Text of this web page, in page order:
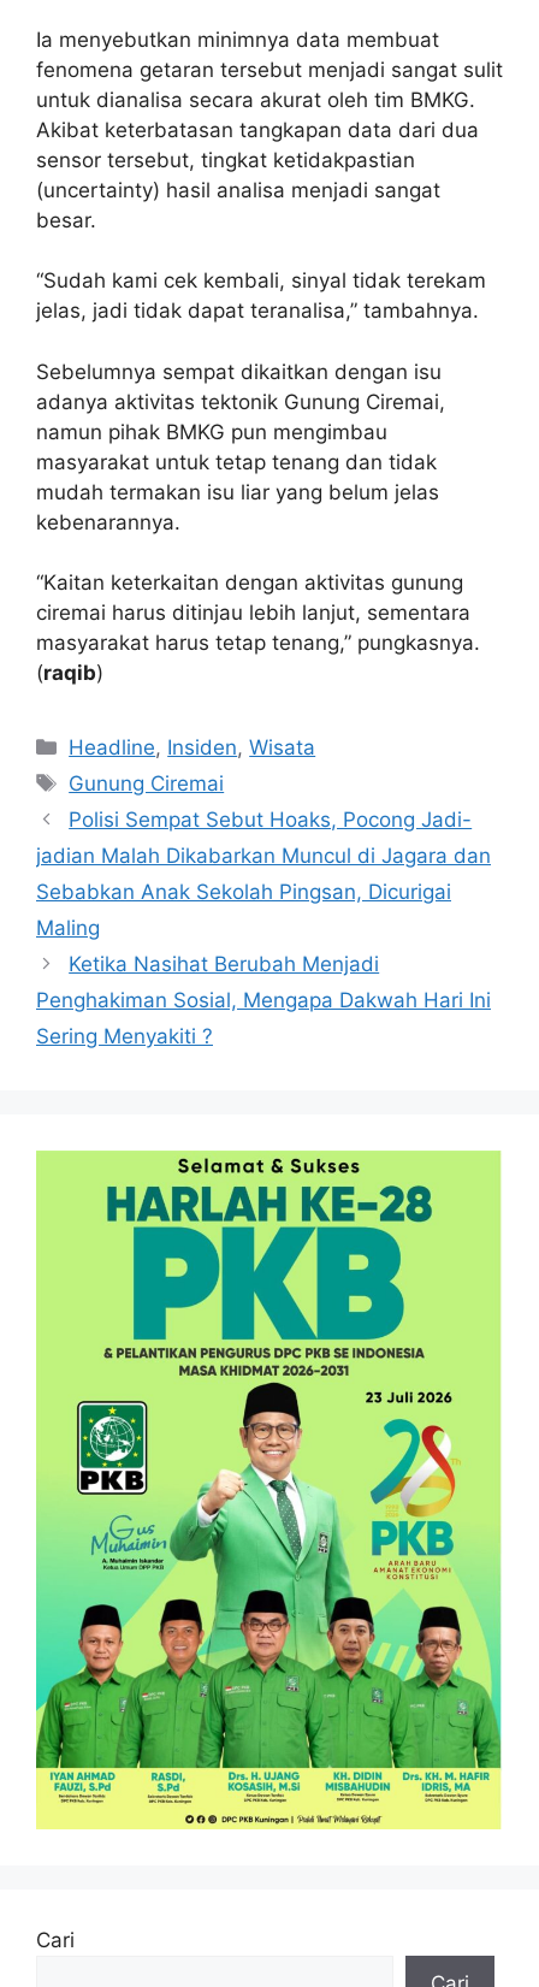
Ia menyebutkan minimnya data membuat
fenomena getaran tersebut menjadi sangat sulit
untuk dianalisa secara akurat oleh tim BMKG.
Akibat keterbatasan tangkapan data dari dua
sensor tersebut, tingkat ketidakpastian
(uncertainty) hasil analisa menjadi sangat
besar.
“Sudah kami cek kembali, sinyal tidak terekam
jelas, jadi tidak dapat teranalisa,” tambahnya.
Sebelumnya sempat dikaitkan dengan isu
adanya aktivitas tektonik Gunung Ciremai,
namun pihak BMKG pun mengimbau
masyarakat untuk tetap tenang dan tidak
mudah termakan isu liar yang belum jelas
kebenarannya.
“Kaitan keterkaitan dengan aktivitas gunung
ciremai harus ditinjau lebih lanjut, sementara
masyarakat harus tetap tenang,” pungkasnya.
(raqib)
Kategori
Headline, Insiden,Wisata
Tag
Gunung Ciremai
Polisi Sempat Sebut Hoaks, Pocong Jadi-
jadian Malah Dikabarkan Muncul di Jagara dan
Sebabkan Anak Sekolah Pingsan, Dicurigai
Maling
Ketika Nasihat Berubah Menjadi
Penghakiman Sosial, Mengapa Dakwah Hari Ini
Sering Menyakiti ?
Cari